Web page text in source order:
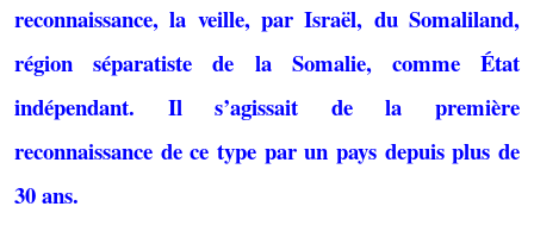
reconnaissance, la veille, par Israël, du Somaliland,
région séparatiste de la Somalie, comme État
indépendant. Il s’agissait de la première
reconnaissance de ce type par un pays depuis plus de
30 ans.